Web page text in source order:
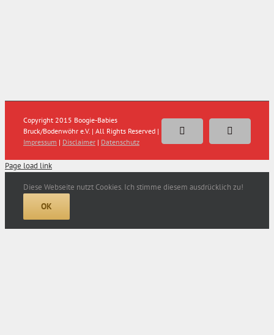
Copyright 2015 Boogie-Babies
Bruck/Bodenwöhr e.V. | All Rights Reserved |
Impressum | Disclaimer | Datenschutz
Facebook
E-
Mail
Page load link
Diese Webseite nutzt Cookies. Ich stimme diesem ausdrücklich zu!
OK